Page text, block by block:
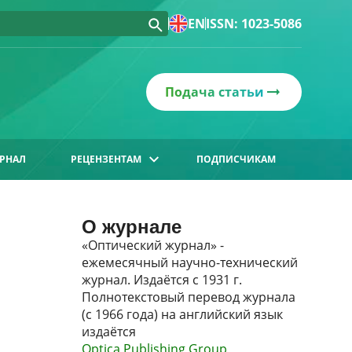
ENISSN: 1023-5086
Подача статьи
РЕЦЕНЗЕНТАМ ПОДПИСЧИКАМ
О журнале
«Оптический журнал» -
ежемесячный научно-технический
журнал. Издаётся с 1931 г.
Полнотекстовый перевод журнала
(с 1966 года) на английский язык
издаётся